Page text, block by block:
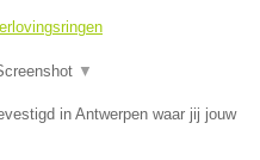
▼
in Antwerpen waar jij jouw